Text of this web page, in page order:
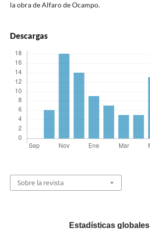
la obra de Alfaro de Ocampo.
Descargas
Sobre la revista
Estadísticas globales